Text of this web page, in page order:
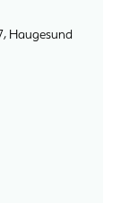
Haugesund